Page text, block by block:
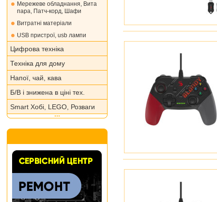
Мережеве обладнання, Вита
пара, Патч-корд, Шафи
Витратні матеріали
USB пристрої, usb лампи
Цифрова техніка
Техніка для дому
Напої, чай, кава
Б/В і знижена в ціні тех.
Smart Хобі, LEGO, Розваги